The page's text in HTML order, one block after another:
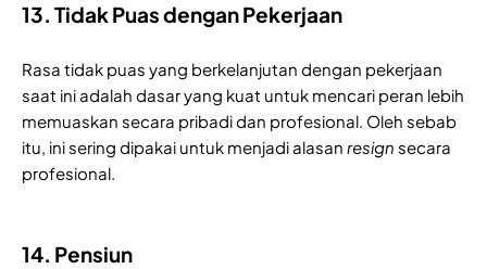
13. Tidak Puas dengan Pekerjaan
Rasa tidak puas yang berkelanjutan dengan pekerjaan
saat ini adalah dasar yang kuat untuk mencari peran lebih
memuaskan secara pribadi dan profesional. Oleh sebab
itu, ini sering dipakai untuk menjadi alasan resign secara
profesional.
14. Pensiun